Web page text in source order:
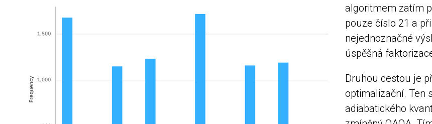
algoritmem zatím
pouze číslo 21 a
nejednoznačné
úspěšná
Druhou cestou je
optimalizační. Ten
adiabatického